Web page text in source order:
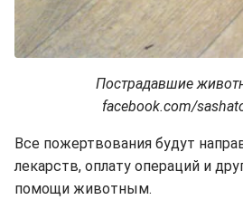
Пострадавшие
facebook.com/
Все пожертвования будут
лекарств, оплату операций и
помощи животным.